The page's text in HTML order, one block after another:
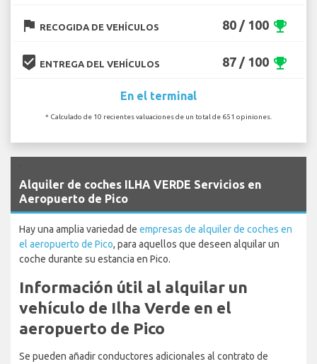
flag RECOGIDA DE VEHÍCULOS 80 / 100 emoji_events
beenhere ENTREGA DEL VEHÍCULOS 87 / 100 emoji_events
En el terminal
* Calculado de 10 recientes valuaciones de un total de 651 opiniones.
Alquiler de coches ILHA VERDE Servicios en
Aeropuerto de Pico
Hay una amplia variedad de empresas de alquiler de coches en
el aeropuerto de Pico, para aquellos que deseen alquilar un
coche durante su estancia en Pico.
Información útil al alquilar un
vehículo de Ilha Verde en el
aeropuerto de Pico
Se pueden añadir conductores adicionales al contrato de